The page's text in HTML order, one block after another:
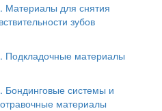
Материалы для снятия
зубов
Подкладочные материалы
Бондинговые системы и
материалы